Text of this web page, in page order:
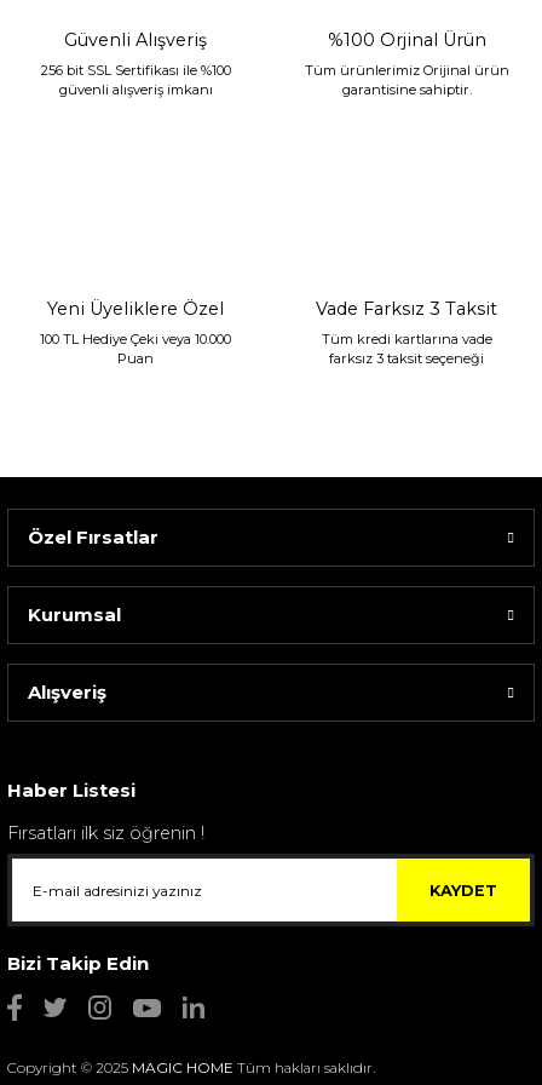
Sarev Elfıda Flanel Nevresim Takımı Çift Kişili...
Güvenli Alışveriş
256 bit SSL Sertifikası ile %100
güvenli alışveriş imkanı
%100 Orjinal Ürün
Tüm ürünlerimiz Orijinal ürün
garantisine sahiptir.
Yeni Üyeliklere Özel
100 TL Hediye Çeki veya 10.000
Puan
Vade Farksız 3 Taksit
Tüm kredi kartlarına vade
farksız 3 taksit seçeneği
Özel Fırsatlar
Kurumsal
Alışveriş
Haber Listesi
Fırsatları ilk siz öğrenin !
KAYDET
Bizi Takip Edin
Copyright © 2025 MAGIC HOME Tüm hakları saklıdır.